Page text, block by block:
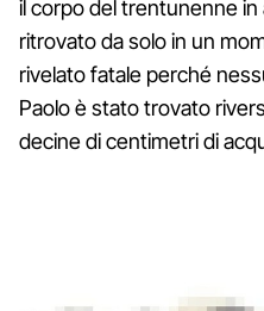
il corpo del trentunenne
ritrovato da solo in un
rivelato fatale perché
Paolo è stato trovato
decine di centimetri di